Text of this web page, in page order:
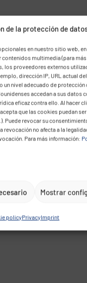
de la protección de
en nuestro sitio web,
multimedia (para
los proveedores externos
dirección IP, URL actual
nivel adecuado de protección
accedan a sus datos
eficaz contra ello. Al hacer
que las cookies puedan
Puede revocar su
no afecta a la
Para más información:
Mostrar
policyPrivacyImprint